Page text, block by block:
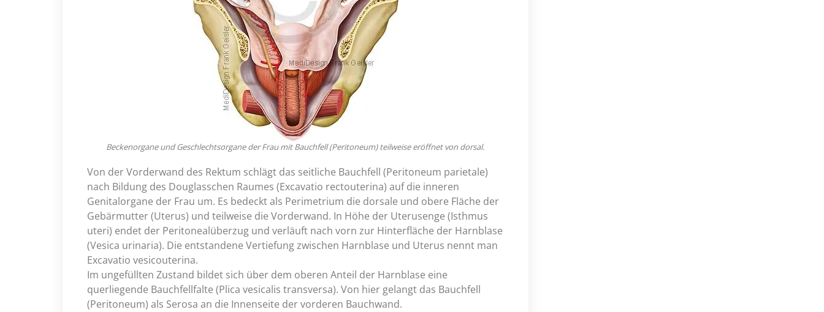
Beckenorgane und Geschlechtsorgane der Frau mit Bauchfell (Peritoneum) teilweise eröffnet von dorsal.
Von der Vorderwand des Rektum schlägt das seitliche Bauchfell (Peritoneum parietale)
nach Bildung des Douglasschen Raumes (Excavatio rectouterina) auf die inneren
Genitalorgane der Frau um. Es bedeckt als Perimetrium die dorsale und obere Fläche der
Gebärmutter (Uterus) und teilweise die Vorderwand. In Höhe der Uterusenge (Isthmus
uteri) endet der Peritonealüberzug und verläuft nach vorn zur Hinterfläche der Harnblase
(Vesica urinaria). Die entstandene Vertiefung zwischen Harnblase und Uterus nennt man
Excavatio vesicouterina.
Im ungefüllten Zustand bildet sich über dem oberen Anteil der Harnblase eine
querliegende Bauchfellfalte (Plica vesicalis transversa). Von hier gelangt das Bauchfell
(Peritoneum) als Serosa an die Innenseite der vorderen Bauchwand.